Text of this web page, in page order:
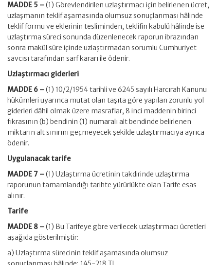
MADDE 5 –(1) Görevlendirilen uzlaştırmacı için belirlenen ücret,
uzlaşmanın teklif aşamasında olumsuz sonuçlanması hâlinde
teklif formu ve eklerinin tesliminden, teklifin kabulü hâlinde ise
uzlaştırma süreci sonunda düzenlenecek raporun ibrazından
sonra makûl süre içinde uzlaştırmadan sorumlu Cumhuriyet
savcısı tarafından sarf kararı ile ödenir.
Uzlaştırmacı giderleri
MADDE 6 –(1) 10/2/1954 tarihli ve 6245 sayılı Harcırah Kanunu
hükümleri uyarınca mutat olan taşıta göre yapılan zorunlu yol
giderleri dâhil olmak üzere masraflar, 8 inci maddenin birinci
fıkrasının (b) bendinin (1) numaralı alt bendinde belirlenen
miktarın alt sınırını geçmeyecek şekilde uzlaştırmacıya ayrıca
ödenir.
Uygulanacak tarife
MADDE 7 –(1) Uzlaştırma ücretinin takdirinde uzlaştırma
raporunun tamamlandığı tarihte yürürlükte olan Tarife esas
alınır.
Tarife
MADDE 8 –(1) Bu Tarifeye göre verilecek uzlaştırmacı ücretleri
aşağıda gösterilmiştir:
a) Uzlaştırma sürecinin teklif aşamasında olumsuz